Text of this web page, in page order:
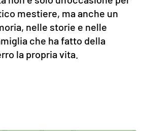
mestiere, ma anche un
nelle storie e nelle
che ha fatto della
la propria vita.